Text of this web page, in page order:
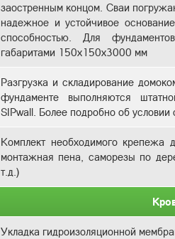
заостренным концом. Сваи
надежное и устойчивое
способностью. Для
Разгрузка и складирование
фундаменте выполняются
SIPwall. Более подробно об
Комплект необходимого крепежа
монтажная пена, саморезы по
т.д.)
Укладка гидроизоляционной